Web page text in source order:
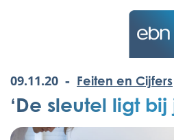
09.11.20 - Feiten en Cijfers
‘De sleutel ligt bij